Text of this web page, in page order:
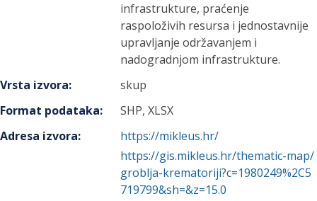
infrastrukture, praćenje
raspoloživih resursa i jednostavnije
upravljanje održavanjem i
nadogradnjom infrastrukture.
Vrsta izvora:
skup
Format podataka:
SHP, XLSX
Adresa izvora:
https://mikleus.hr/
https://gis.mikleus.hr/thematic-map/
groblja-krematoriji?c=1980249%2C5
719799&sh=&z=15.0